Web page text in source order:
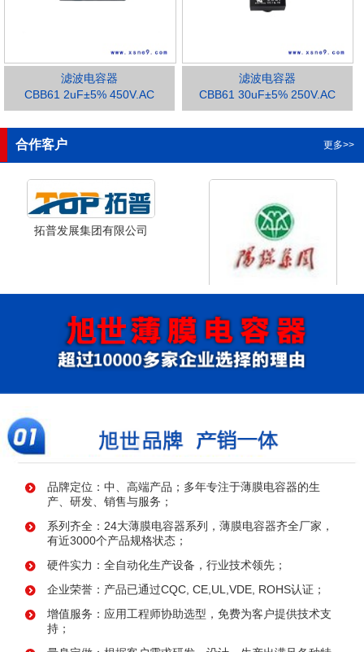
滤波电容器
CBB61 2uF±5% 450V.AC
滤波电容器
CBB61 30uF±5% 250V.AC
合作客户 更多>>
拓普发展集团有限公司
山西省阳泉市阳泉煤业集团
品牌定位：中、高端产品；多年专注于薄膜电容器的生
产、研发、销售与服务；
系列齐全：24大薄膜电容器系列，薄膜电容器齐全厂家，
有近3000个产品规格状态；
硬件实力：全自动化生产设备，行业技术领先；
企业荣誉：产品已通过CQC, CE,UL,VDE, ROHS认证；
增值服务：应用工程师协助选型，免费为客户提供技术支
持；